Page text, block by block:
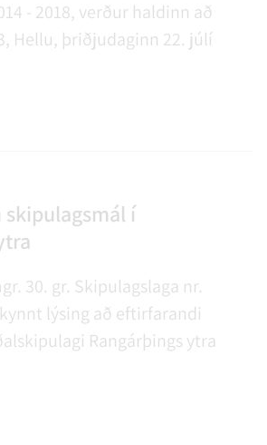
- 2018, verður haldinn að
Hellu, þriðjudaginn 22. júlí
í
30. gr. Skipulagslaga nr.
lýsing að eftirfarandi
Rangárþings ytra